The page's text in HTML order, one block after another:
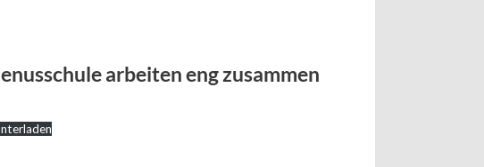
arbeiten eng zusammen